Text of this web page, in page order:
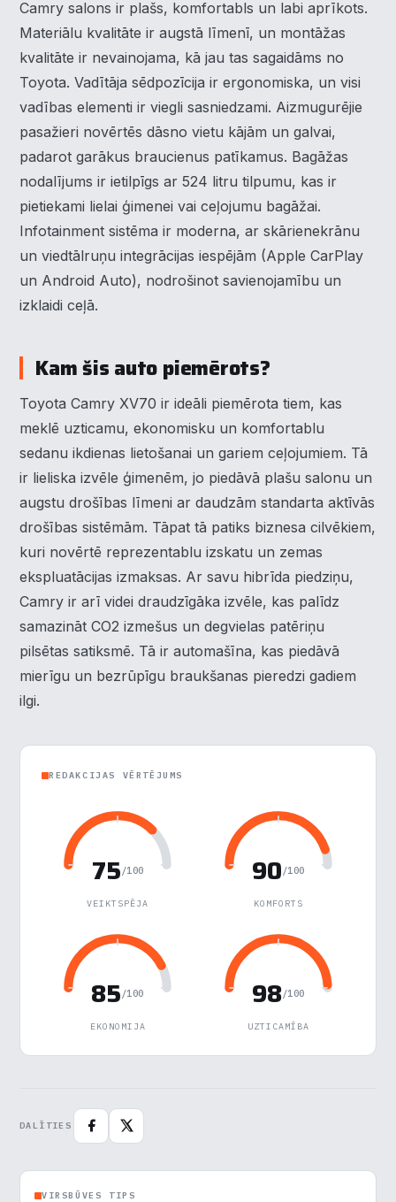
Camry salons ir plašs, komfortabls un labi aprīkots.
Materiālu kvalitāte ir augstā līmenī, un montāžas
kvalitāte ir nevainojama, kā jau tas sagaidāms no
Toyota. Vadītāja sēdpozīcija ir ergonomiska, un visi
vadības elementi ir viegli sasniedzami. Aizmugurējie
pasažieri novērtēs dāsno vietu kājām un galvai,
padarot garākus braucienus patīkamus. Bagāžas
nodalījums ir ietilpīgs ar 524 litru tilpumu, kas ir
pietiekami lielai ģimenei vai ceļojumu bagāžai.
Infotainment sistēma ir moderna, ar skārienekrānu
un viedtālruņu integrācijas iespējām (Apple CarPlay
un Android Auto), nodrošinot savienojamību un
izklaidi ceļā.
Kam šis auto piemērots?
Toyota Camry XV70 ir ideāli piemērota tiem, kas
meklē uzticamu, ekonomisku un komfortablu
sedanu ikdienas lietošanai un gariem ceļojumiem. Tā
ir lieliska izvēle ģimenēm, jo piedāvā plašu salonu un
augstu drošības līmeni ar daudzām standarta aktīvās
drošības sistēmām. Tāpat tā patiks biznesa cilvēkiem,
kuri novērtē reprezentablu izskatu un zemas
ekspluatācijas izmaksas. Ar savu hibrīda piedziņu,
Camry ir arī videi draudzīgāka izvēle, kas palīdz
samazināt CO2 izmešus un degvielas patēriņu
pilsētas satiksmē. Tā ir automašīna, kas piedāvā
mierīgu un bezrūpīgu braukšanas pieredzi gadiem
ilgi.
REDAKCIJAS VĒRTĒJUMS
75 /100
VEIKTSPĒJA
90 /100
KOMFORTS
85 /100
EKONOMIJA
98 /100
UZTICAMĪBA
DALĪTIES
VIRSBŪVES TIPS
Piekrišanas preferences ×
pārvietoties un veikt noteiktas funkcijas. Zemāk katras
visām sīk... Rādīt vairāk
Nepieciešamās Vienmēr aktīvs
Funkcionālais
Veiktspēja